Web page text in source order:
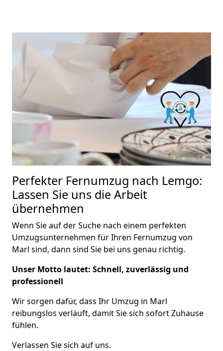
Perfekter Fernumzug nach Lemgo:
Lassen Sie uns die Arbeit
übernehmen
Wenn Sie auf der Suche nach einem perfekten
Umzugsunternehmen für Ihren Fernumzug von
Marl sind, dann sind Sie bei uns genau richtig.
Unser Motto lautet: Schnell, zuverlässig und
professionell
Wir sorgen dafür, dass Ihr Umzug in Marl
reibungslos verläuft, damit Sie sich sofort Zuhause
fühlen.
Verlassen Sie sich auf uns.